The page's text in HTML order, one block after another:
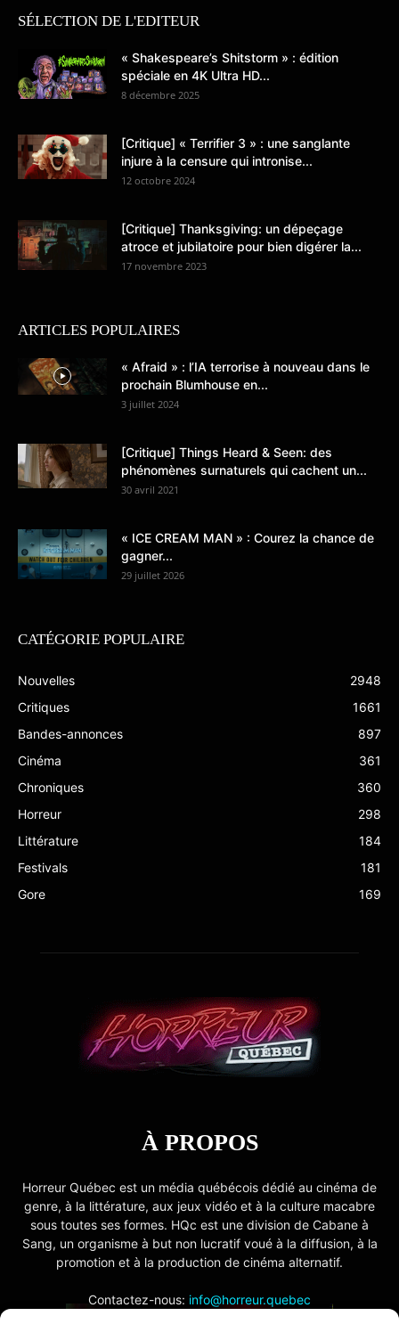
SÉLECTION DE L'EDITEUR
« Shakespeare’s Shitstorm » : édition
spéciale en 4K Ultra HD...
8 décembre 2025
[Critique] « Terrifier 3 » : une sanglante
injure à la censure qui intronise...
12 octobre 2024
[Critique] Thanksgiving: un dépeçage
atroce et jubilatoire pour bien digérer la...
17 novembre 2023
ARTICLES POPULAIRES
« Afraid » : l’IA terrorise à nouveau dans le
prochain Blumhouse en...
3 juillet 2024
[Critique] Things Heard & Seen: des
phénomènes surnaturels qui cachent un...
30 avril 2021
« ICE CREAM MAN » : Courez la chance de
gagner...
29 juillet 2026
CATÉGORIE POPULAIRE
Nouvelles
2948
Critiques
1661
Bandes-annonces
897
Cinéma
361
Chroniques
360
Horreur
298
Littérature
184
Festivals
181
Gore
169
À PROPOS
Horreur Québec est un média québécois dédié au cinéma de
genre, à la littérature, aux jeux vidéo et à la culture macabre
sous toutes ses formes. HQc est une division de Cabane à
Sang, un organisme à but non lucratif voué à la diffusion, à la
promotion et à la production de cinéma alternatif.
Contactez-nous: info@horreur.quebec